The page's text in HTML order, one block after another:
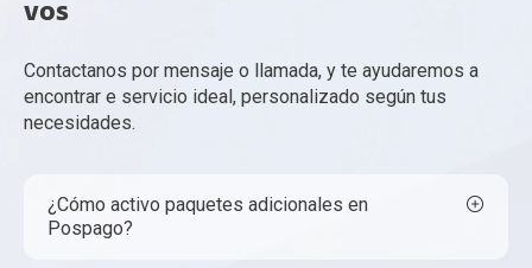
vos
Contactanos por mensaje o llamada, y te ayudaremos a
encontrar e servicio ideal, personalizado según tus
necesidades.
¿Cómo activo paquetes adicionales en
Pospago?